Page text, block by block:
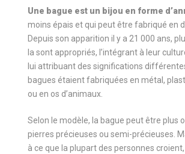
Une bague est un bijou en forme
moins épais et qui peut être fabriqué en
Depuis son apparition il y a 21 000 ans,
la sont appropriés, l’intégrant à leur
lui attribuant des significations
bagues étaient fabriquées en métal,
ou en os d’animaux.
Selon le modèle, la bague peut être plus
pierres précieuses ou semi-précieuses.
à ce que la plupart des personnes croient,